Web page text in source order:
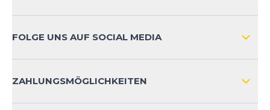
KONTAKT
PRODUKTSICHERHEIT
FOLGE UNS AUF SOCIAL MEDIA
ZAHLUNGSMÖGLICHKEITEN